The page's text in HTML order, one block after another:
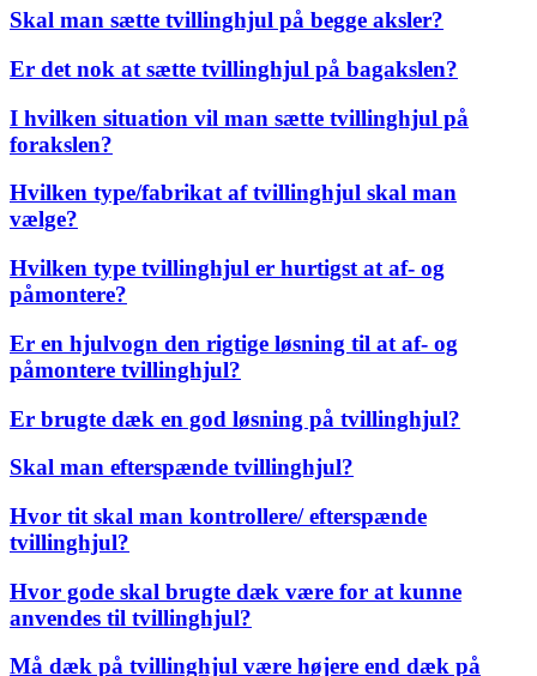
Skal man sætte tvillinghjul på begge aksler?
Er det nok at sætte tvillinghjul på bagakslen?
I hvilken situation vil man sætte tvillinghjul på
forakslen?
Hvilken type/fabrikat af tvillinghjul skal man
vælge?
Hvilken type tvillinghjul er hurtigst at af- og
påmontere?
Er en hjulvogn den rigtige løsning til at af- og
påmontere tvillinghjul?
Er brugte dæk en god løsning på tvillinghjul?
Skal man efterspænde tvillinghjul?
Hvor tit skal man kontrollere/ efterspænde
tvillinghjul?
Hvor gode skal brugte dæk være for at kunne
anvendes til tvillinghjul?
Må dæk på tvillinghjul være højere end dæk på